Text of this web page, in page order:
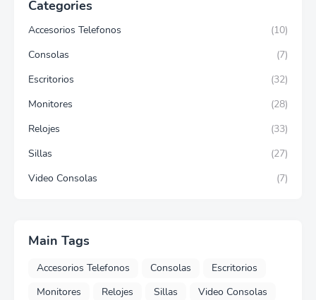
Categories
Accesorios Telefonos
(10)
Consolas
(7)
Escritorios
(32)
Monitores
(28)
Relojes
(33)
Sillas
(27)
Video Consolas
(7)
Main Tags
Accesorios Telefonos Consolas
Escritorios
Monitores
Relojes Sillas Video Consolas